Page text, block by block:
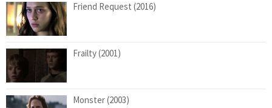
Friend Request (2016)
Frailty (2001)
Monster (2003)